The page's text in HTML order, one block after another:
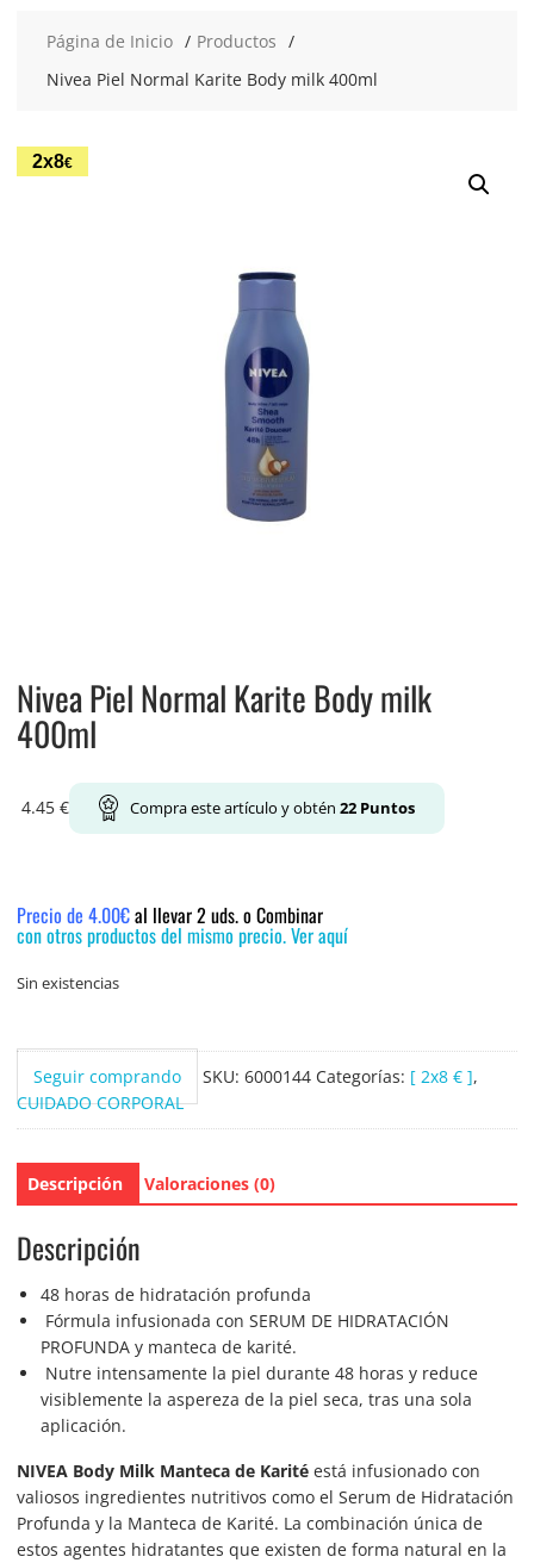
Página de Inicio
Productos
Nivea Piel Normal Karite Body milk 400ml
2x8€
Nivea Piel Normal Karite Body milk
400ml
4.45 € Compra este artículo y obtén 22Puntos
Precio de 4.00€al llevar 2 uds. o Combinar
con otros productos del mismo precio. Ver aquí
Sin existencias
Seguir comprando SKU: 6000144 Categorías: [ 2x8 € ],
CUIDADO CORPORAL
Descripción Valoraciones (0)
Descripción
48 horas de hidratación profunda
Fórmula infusionada con SERUM DE HIDRATACIÓN
PROFUNDA y manteca de karité.
Nutre intensamente la piel durante 48 horas y reduce
visiblemente la aspereza de la piel seca, tras una sola
aplicación.
NIVEA Body Milk Manteca de Karitéestá infusionado con
valiosos ingredientes nutritivos como el Serum de Hidratación
Profunda y la Manteca de Karité. La combinación única de
estos agentes hidratantes que existen de forma natural en la